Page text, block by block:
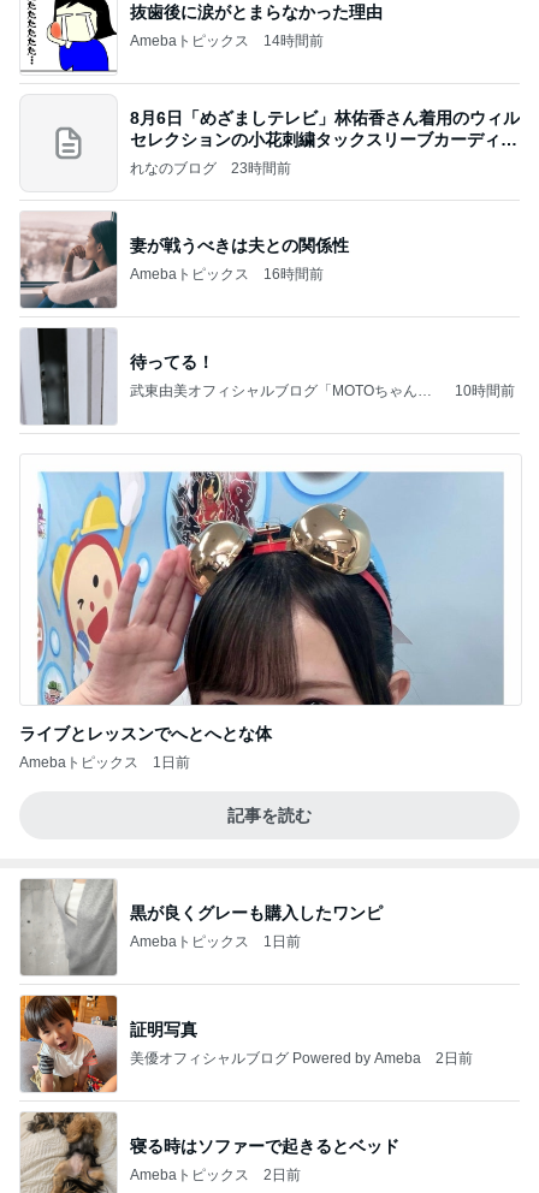
抜歯後に涙がとまらなかった理由
Amebaトピックス 14時間前
8月6日「めざましテレビ」林佑香さん着用のウィル
セレクションの小花刺繍タックスリーブカーディガ
ン
れなのブログ 23時間前
妻が戦うべきは夫との関係性
Amebaトピックス 16時間前
待ってる！
武東由美オフィシャルブログ「MOTOちゃんと
10時間前
ライブとレッスンでへとへとな体
Amebaトピックス 1日前
記事を読む
黒が良くグレーも購入したワンピ
Amebaトピックス 1日前
証明写真
美優オフィシャルブログ Powered by Ameba 2日前
寝る時はソファーで起きるとベッド
Amebaトピックス 2日前